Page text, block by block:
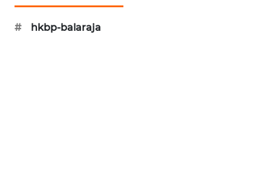
# hkbp-balaraja
WAHANANEWS